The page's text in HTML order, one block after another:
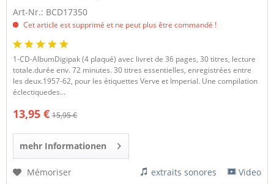
Art-Nr.: BCD17350
Cet article est supprimé et ne peut plus être commandé !
1-CD-AlbumDigipak (4 plaqué) avec livret de 36 pages, 30 titres, lecture
totale.durée env. 72 minutes. 30 titres essentielles, enregistrées entre
les deux.1957-62, pour les étiquettes Verve et Imperial. Une compilation
éclectiquedes...
13,95 € 15,95 €
mehr Informationen
Mémoriser extraits sonores Video